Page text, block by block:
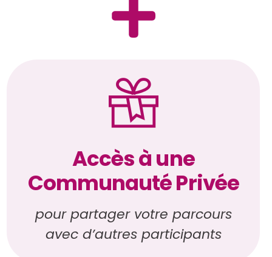
Accès à une
Communauté Privée
pour partager votre parcours
avec d’autres participants